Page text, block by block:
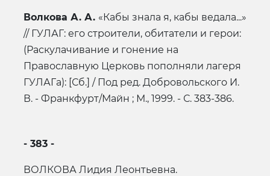
Волкова А. А. «Кабы знала я, кабы ведала...»
// ГУЛАГ: его строители, обитатели и герои:
(Раскулачивание и гонение на
Православную Церковь пополняли лагеря
ГУЛАГа): [Сб.] / Под ред. Добровольского И.
В. - Франкфурт/Майн ; М., 1999. - С. 383-386.
- 383 -
ВОЛКОВА Лидия Леонтьевна.